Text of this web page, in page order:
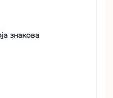
знакова